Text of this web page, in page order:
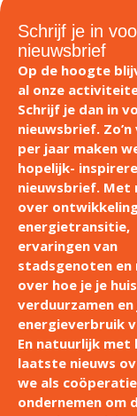
Schrijf je in
nieuwsbrief
Op de hoogte
al onze
Schrijf je dan in
nieuwsbrief.
per jaar maken
hopelijk-
nieuwsbrief. Met
over
energietransitie,
ervaringen van
stadsgenoten
over hoe je je
verduurzamen en
energieverbruik
En natuurlijk met
laatste nieuws
we als
ondernemen om